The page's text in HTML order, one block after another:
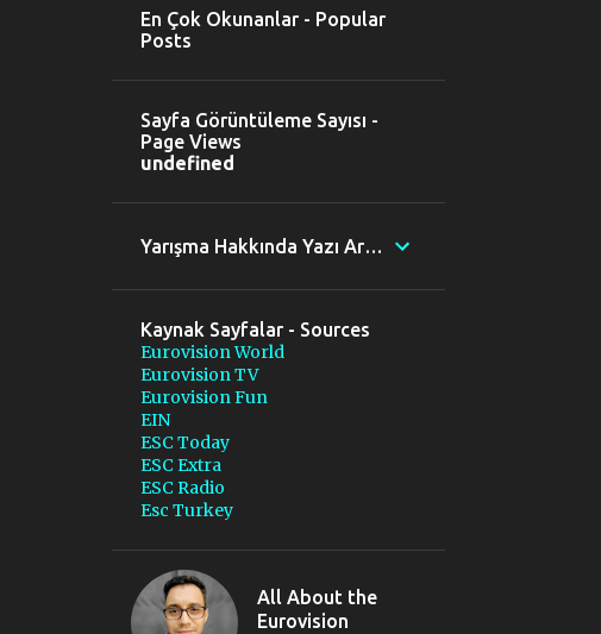
En Çok Okunanlar - Popular
Posts
Sayfa Görüntüleme Sayısı -
Page Views
und efned
Yarışma Hakkında Yazı Ara - Search posts
Kaynak Sayfalar - Sources
Eurovision World
Eurovision TV
Eurovision Fun
EIN
ESC Today
ESC Extra
ESC Radio
Esc Turkey
All About the
Eurovision